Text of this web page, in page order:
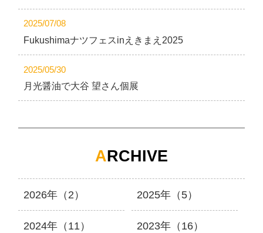
2025/07/08
Fukushimaナツフェスinえきまえ2025
2025/05/30
月光醤油で大谷 望さん個展
ARCHIVE
2026年（2） 2025年（5）
2024年（11） 2023年（16）